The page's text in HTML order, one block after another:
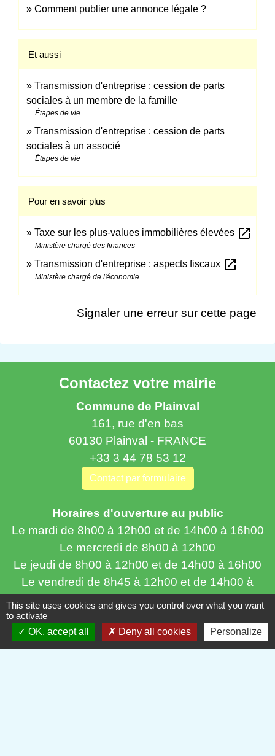
Comment publier une annonce légale ?
Et aussi
Transmission d'entreprise : cession de parts
sociales à un membre de la famille
Étapes de vie
Transmission d'entreprise : cession de parts
sociales à un associé
Étapes de vie
Pour en savoir plus
Taxe sur les plus-values immobilières élevées open_in_new
Ministère chargé des finances
Transmission d'entreprise : aspects fiscaux open_in_new
Ministère chargé de l'économie
Signaler une erreur sur cette page
Contactez votre mairie
Commune de Plainval
161, rue d'en bas
60130 Plainval - FRANCE
+33 3 44 78 53 12
Contact par formulaire
Horaires d'ouverture au public
Le mardi de 8h00 à 12h00 et de 14h00 à 16h00
Le mercredi de 8h00 à 12h00
Le jeudi de 8h00 à 12h00 et de 14h00 à 16h00
Le vendredi de 8h45 à 12h00 et de 14h00 à
18h00
This site uses cookies and gives you control over what you want
to activate
OK, accept all
Deny all cookies Personalize